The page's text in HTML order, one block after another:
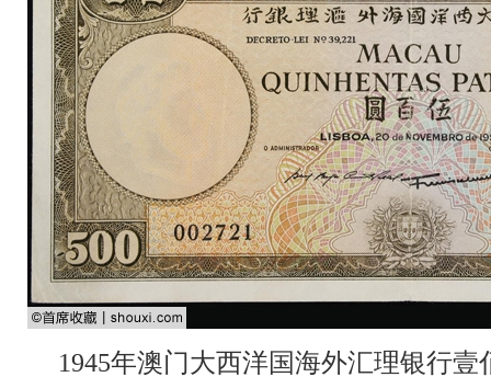
1945年澳门大西洋国海外汇理银行壹